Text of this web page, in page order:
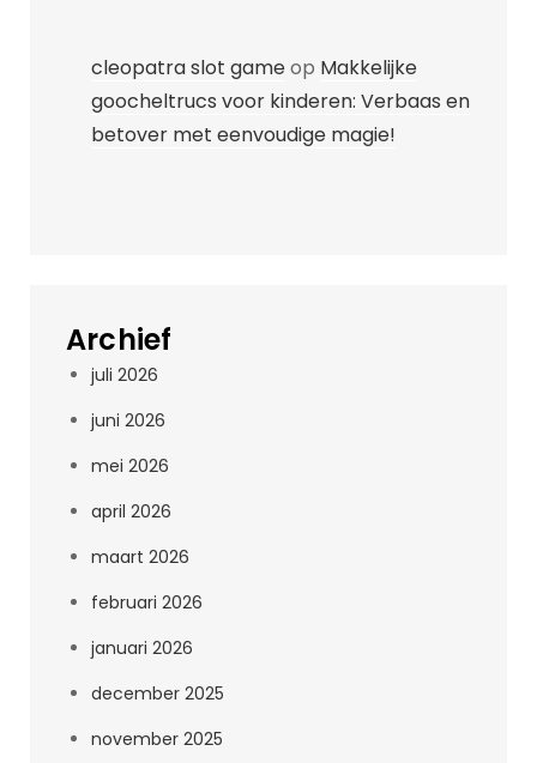
cleopatra slot gameop Makkelijke
goocheltrucs voor kinderen: Verbaas en
betover met eenvoudige magie!
Archief
juli 2026
juni 2026
mei 2026
april 2026
maart 2026
februari 2026
januari 2026
december 2025
november 2025